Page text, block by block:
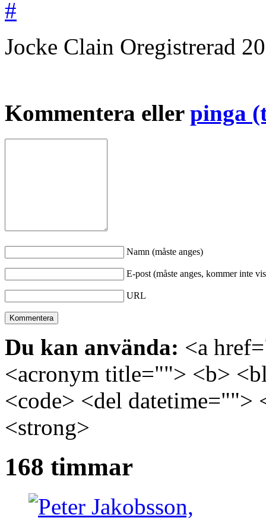
#
Jocke Clain Oregistrerad
Kommentera eller pinga
Namn (måste anges)
E-post (måste anges, kommer inte
URL
Du kan använda: <a
<acronym title=""> <b>
<code> <del
<strong>
168 timmar